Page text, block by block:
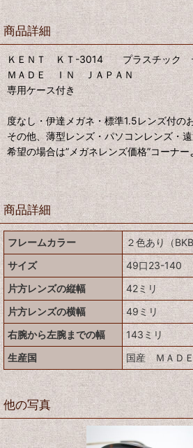
商品詳細
ＫＥＮＴ ＫＴ-3014 プラスチック
ＭＡＤＥ ＩＮ ＪＡＰＡＮ
専用ケース付き
度なし・伊達メガネ・標準1.5レンズ付の
その他、薄型レンズ・パソコンレンズ・
希望の場合は”メガネレンズ価格”コーナー
商品詳細
フレームカラー
２色あり（
サイズ
49口23-140
片方レンズの縦幅
42ミリ
片方レンズの横幅
49ミリ
右腕から左腕までの幅
143ミリ
生産国
国産 ＭＡＤ
他の写真